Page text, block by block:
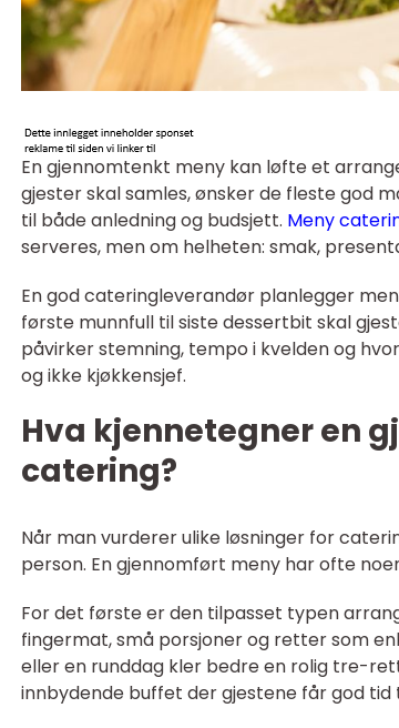
En gjennomtenkt meny kan løfte et
gjester skal samles, ønsker de fleste god
til både anledning og budsjett. Meny
serveres, men om helheten: smak,
En god cateringleverandør planlegger
første munnfull til siste dessertbit skal
påvirker stemning, tempo i kvelden og
og ikke kjøkkensjef.
Hva kjennetegner en
catering?
Når man vurderer ulike løsninger for
person. En gjennomført meny har ofte
For det første er den tilpasset typen
fingermat, små porsjoner og retter som
eller en runddag kler bedre en rolig tre-
innbydende buffet der gjestene får god tid